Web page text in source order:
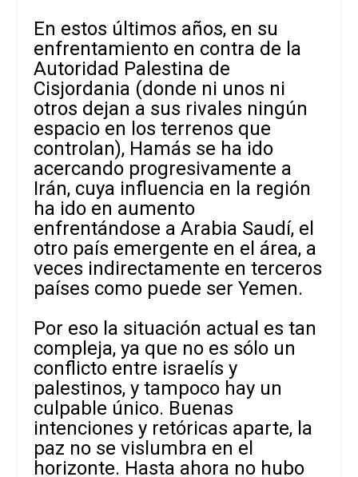
En estos últimos años, en su
enfrentamiento en contra de la
Autoridad Palestina de
Cisjordania (donde ni unos ni
otros dejan a sus rivales ningún
espacio en los terrenos que
controlan), Hamás se ha ido
acercando progresivamente a
Irán, cuya influencia en la región
ha ido en aumento
enfrentándose a Arabia Saudí, el
otro país emergente en el área, a
veces indirectamente en terceros
países como puede ser Yemen.
Por eso la situación actual es tan
compleja, ya que no es sólo un
conflicto entre israelís y
palestinos, y tampoco hay un
culpable único. Buenas
intenciones y retóricas aparte, la
paz no se vislumbra en el
horizonte. Hasta ahora no hubo